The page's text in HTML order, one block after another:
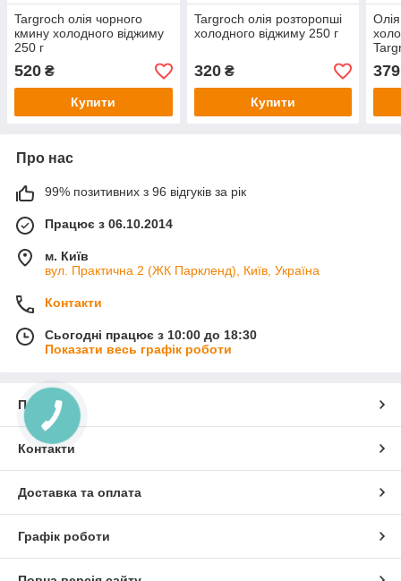
Targroch олія чорного
кмину холодного віджиму
250 г
520 ₴
Купити
Targroch олія розторопші
холодного віджиму 250 г
320₴
Купити
379
Про нас
99% позитивних з 96 відгуків за рік
Працює з 06.10.2014
м. Київ
вул. Практична 2 (ЖК Паркленд), Київ, Україна
Контакти
Сьогодні працює з 10:00 до 18:30
Показати весь графік роботи
Про нас
Контакти
Доставка та оплата
Графік роботи